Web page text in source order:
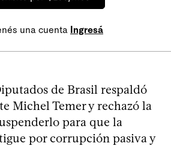
una cuenta Ingresá
de Brasil respaldó
Michel Temer y rechazó la
para que la
por corrupción pasiva y